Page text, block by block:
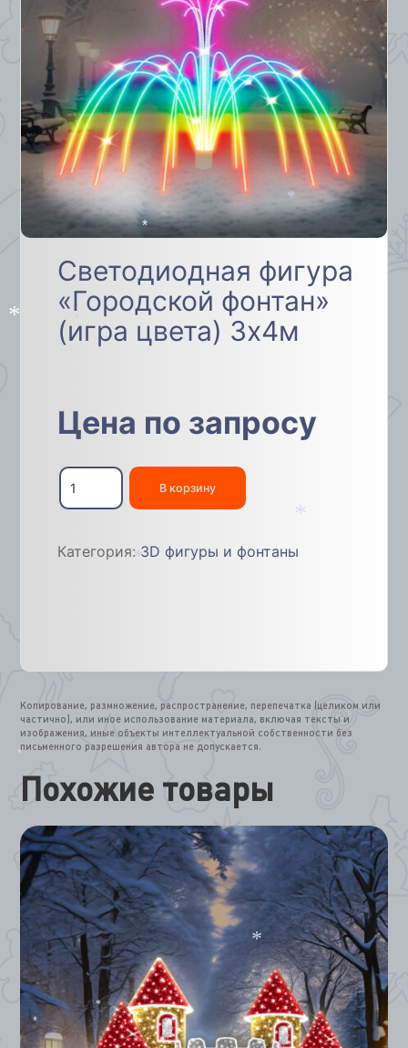
Светодиодная фигура
«Городской фонтан»
(игра цвета) 3х4м
Цена по запросу
Количество
товара
Светодиодная
фонтан»
В корзину
Категория:3D фигуры и фонтаны
Копирование, размножение, распространение, перепечатка (целиком или
частично), или иное использование материала, включая тексты и
изображения, иные объекты интеллектуальной собственности без
письменного разрешения автора не допускается.
Похожие товары
*
*
*
*
*
*